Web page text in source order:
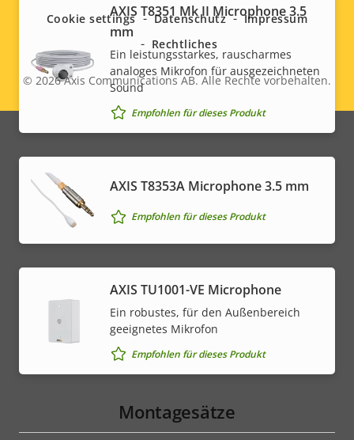
AXIS T8351 Mk II Microphone 3.5
mm
Ein leistungsstarkes, rauscharmes
analoges Mikrofon für ausgezeichneten
Sound
Empfohlen für dieses Produkt
AXIS T8353A Microphone 3.5 mm
Empfohlen für dieses Produkt
AXIS TU1001-VE Microphone
Ein robustes, für den Außenbereich
geeignetes Mikrofon
Empfohlen für dieses Produkt
Montagesätze
menu
Legal
menu
© 2026Axis Communications AB. Alle Rechte vorbehalten.
Cookie settings Datenschutz
Impressum
Rechtliches